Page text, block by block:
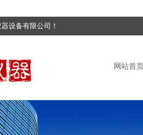
设备有限公司！
网站首